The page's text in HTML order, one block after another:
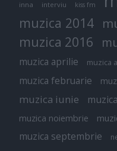
inna interviu kiss fm
muzica 2014
muzica 2016
muzica aprilie muzica
muzica februarie
muzica iunie
muzica noiembrie
muzica septembrie